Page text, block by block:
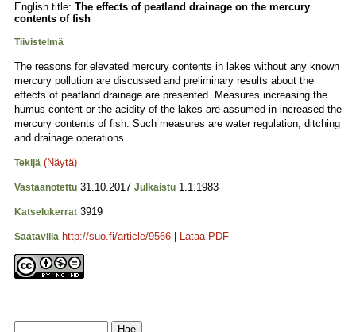
English title: The ef­fects of peatland drainage on the mercury
contents of fish
Tiivistelmä
The reasons for elevated mercury contents in lakes without any known
mercury pollution are discussed and preliminary results about the
effects of peatland drainage are presented. Measures increasing the
humus content or the acidity of the lakes are assumed in increased the
mercury contents of fish. Such measures are water regulation, ditching
and drainage operations.
Tekijä (Näytä)
Vastaanotettu 31.10.2017 Julkaistu 1.1.1983
Katselukerrat 3919
Saatavilla http://suo.fi/article/9566 Lataa PDF